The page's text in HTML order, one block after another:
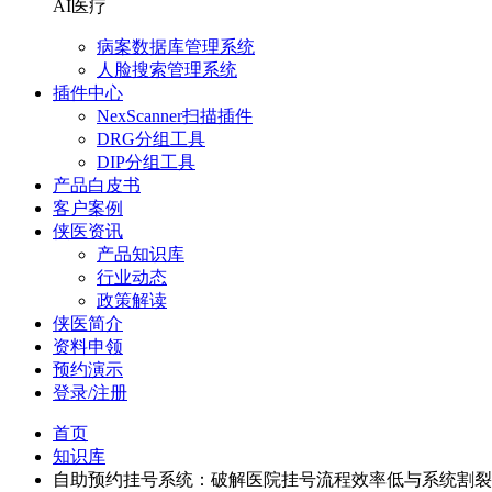
AI医疗
病案数据库管理系统
人脸搜索管理系统
插件中心
NexScanner扫描插件
DRG分组工具
DIP分组工具
产品白皮书
客户案例
侠医资讯
产品知识库
行业动态
政策解读
侠医简介
资料申领
预约演示
登录/注册
首页
知识库
自助预约挂号系统：破解医院挂号流程效率低与系统割